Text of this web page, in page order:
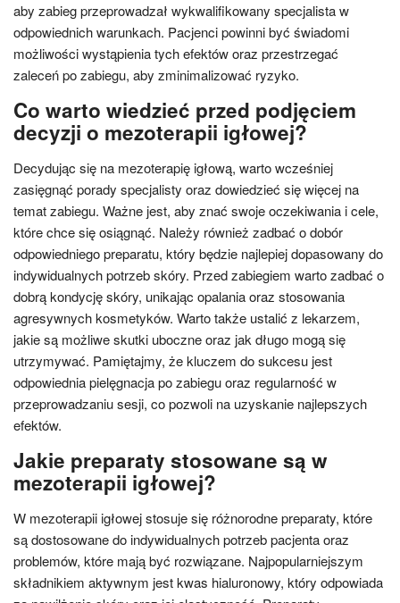
aby zabieg przeprowadzał wykwalifikowany specjalista w
odpowiednich warunkach. Pacjenci powinni być świadomi
możliwości wystąpienia tych efektów oraz przestrzegać
zaleceń po zabiegu, aby zminimalizować ryzyko.
Co warto wiedzieć przed podjęciem
decyzji o mezoterapii igłowej?
Decydując się na mezoterapię igłową, warto wcześniej
zasięgnąć porady specjalisty oraz dowiedzieć się więcej na
temat zabiegu. Ważne jest, aby znać swoje oczekiwania i cele,
które chce się osiągnąć. Należy również zadbać o dobór
odpowiedniego preparatu, który będzie najlepiej dopasowany do
indywidualnych potrzeb skóry. Przed zabiegiem warto zadbać o
dobrą kondycję skóry, unikając opalania oraz stosowania
agresywnych kosmetyków. Warto także ustalić z lekarzem,
jakie są możliwe skutki uboczne oraz jak długo mogą się
utrzymywać. Pamiętajmy, że kluczem do sukcesu jest
odpowiednia pielęgnacja po zabiegu oraz regularność w
przeprowadzaniu sesji, co pozwoli na uzyskanie najlepszych
efektów.
Jakie preparaty stosowane są w
mezoterapii igłowej?
W mezoterapii igłowej stosuje się różnorodne preparaty, które
są dostosowane do indywidualnych potrzeb pacjenta oraz
problemów, które mają być rozwiązane. Najpopularniejszym
składnikiem aktywnym jest kwas hialuronowy, który odpowiada